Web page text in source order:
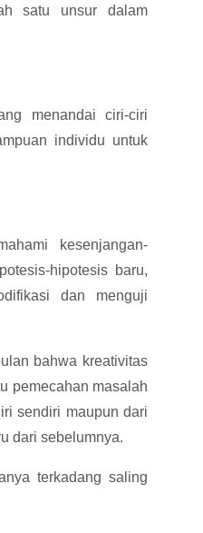
satu unsur dalam
menandai ciri-ciri
individu untuk
kesenjangan-
hipotesis baru,
dan menguji
bahwa kreativitas
pemecahan masalah
sendiri maupun dari
dari sebelumnya.
terkadang saling